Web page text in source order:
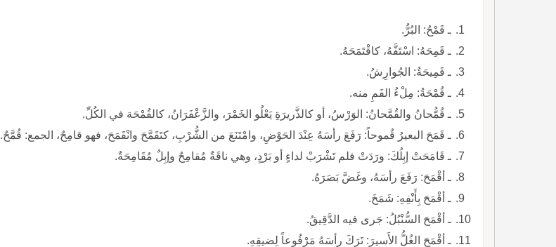
ـ قَمْحُ: البُرُّ.
ـ قَمِحَهُ: اسْتَفَّهُ، كاقْتَمَحَهُ.
ـ قَمِيحَةُ: الجُوارِشُ.
ـ قُمْحَةُ: مِلْءُ الفَمِ منه.
ـ قُمُّحانُ والقُمَّحانُ: الوَرْسُ، أو كالذَّريرَةِ يَعْلُو الخَمْرَ، والزَّعْفَرَانُ، كالقُمْحَة في الكُلِّ.
ـ قَمَحَ البعيرُ قُموحاً: رَفَعَ رأسَهُ عِنْدَ الحَوْضِ، وامْتَنَعَ من الشُّرْبِ، كتَقَمَّحَ وانْقَمَحَ، فهو قامِحٌ، الجمع: قُمَّحٌ.
ـ قَامَحَتْ إبِلُكَ: ورَدَتْ فلم تَشْرَبْ لداءٍ أو بَرْدٍ، وهي ناقَةٌ مُقامِحٌ وإبِلٌ مُقَامِحَةٌ.
ـ أقْمَحَ: رَفَعَ رأسَهُ، وغَضَّ بَصَرَهُ.
ـ أقْمَحَ بِأَنْفِهِ: شَمَخَ.
ـ أقْمَحَ السُّنْبُلُ: جَرى فيه الدَّقِيقُ.
ـ أقْمَحَ الغُلُّ الأَسيرَ: تَرَكَ رأسَهُ مَرْفُوعاً لِضيقِهِ.